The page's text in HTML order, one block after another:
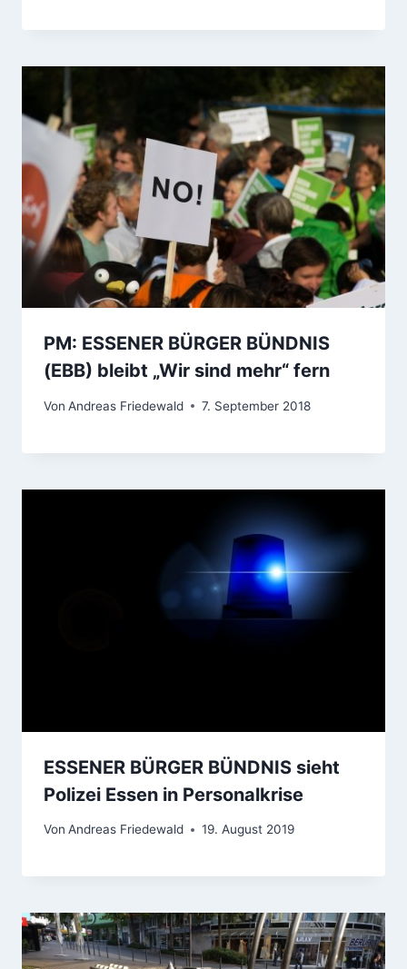
PM: ESSENER BÜRGER BÜNDNIS
(EBB) bleibt „Wir sind mehr“ fern
Von Andreas Friedewald 7. September 2018
ESSENER BÜRGER BÜNDNIS sieht
Polizei Essen in Personalkrise
Von Andreas Friedewald 19. August 2019